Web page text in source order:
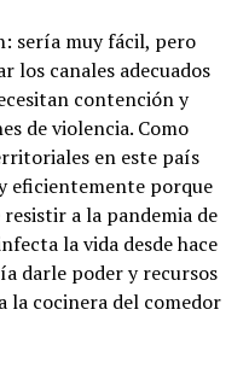
sería muy fácil, pero
canales adecuados
contención y
de violencia. Como
en este país
eficientemente porque
a la pandemia de
la vida desde hace
darle poder y recursos
la cocinera del comedor